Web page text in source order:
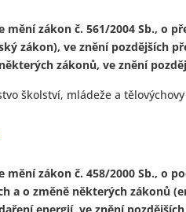
mění zákon č. 561/2004 Sb., o
zákon), ve znění pozdějších
zákonů, ve znění
školství, mládeže a tělovýchovy
mění zákon č. 458/2000 Sb., o
a o změně některých zákonů